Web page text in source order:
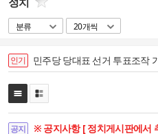
분류 20개씩
인기 민주당 당대표 선거 투표조작
공지 ※ 공지사항 [ 정치게시판에서 추천 시, 본